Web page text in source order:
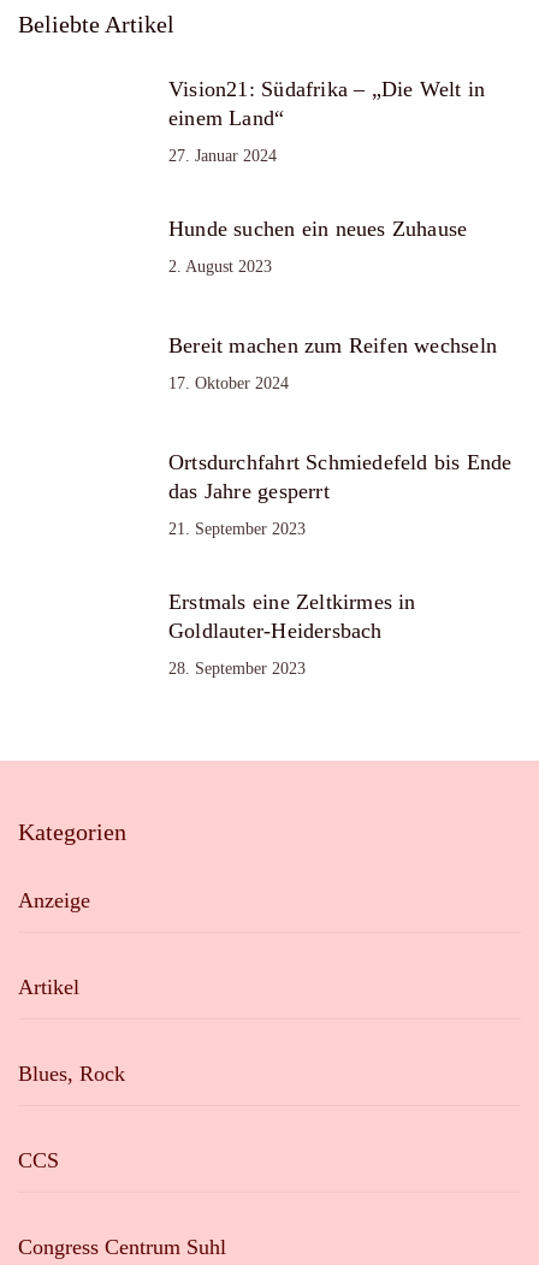
Beliebte Artikel
Vision21: Südafrika – „Die Welt in
einem Land“
27. Januar 2024
Hunde suchen ein neues Zuhause
2. August 2023
Bereit machen zum Reifen wechseln
17. Oktober 2024
Ortsdurchfahrt Schmiedefeld bis Ende
das Jahre gesperrt
21. September 2023
Erstmals eine Zeltkirmes in
Goldlauter-Heidersbach
28. September 2023
Kategorien
Anzeige
Artikel
Blues, Rock
CCS
Congress Centrum Suhl